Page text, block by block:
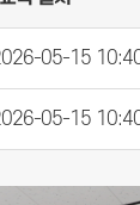
05-15
05-15